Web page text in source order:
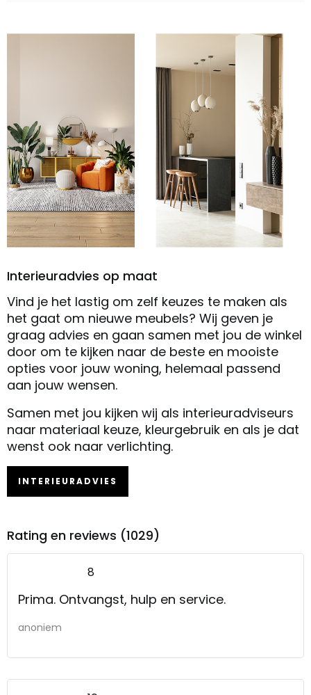
Interieuradvies op maat
Vind je het lastig om zelf keuzes te maken als
het gaat om nieuwe meubels? Wij geven je
graag advies en gaan samen met jou de winkel
door om te kijken naar de beste en mooiste
opties voor jouw woning, helemaal passend
aan jouw wensen.
Samen met jou kijken wij als interieuradviseurs
naar materiaal keuze, kleurgebruik en als je dat
wenst ook naar verlichting.
INTERIEURADVIES
Rating en reviews (1029)
8
Prima. Ontvangst, hulp en service.
anoniem